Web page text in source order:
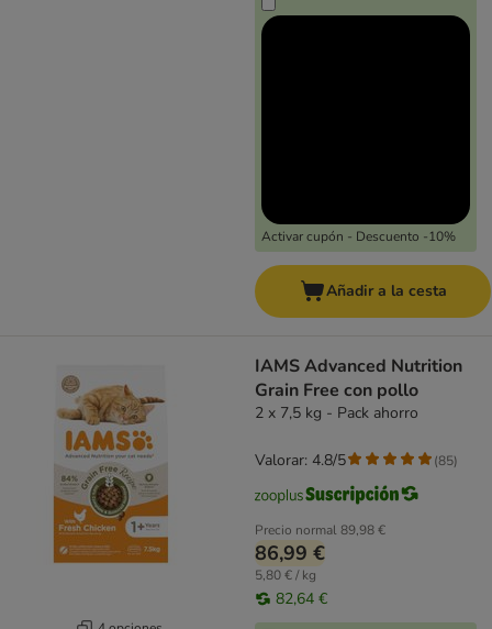
Activar cupón - Descuento -10%
Añadir a la cesta
IAMS Advanced Nutrition
Grain Free con pollo
2 x 7,5 kg - Pack ahorro
Precio normal89,98 €
86,99 €
5,80 € / kg
82,64 €
Valorar: 4.8/5 (85)